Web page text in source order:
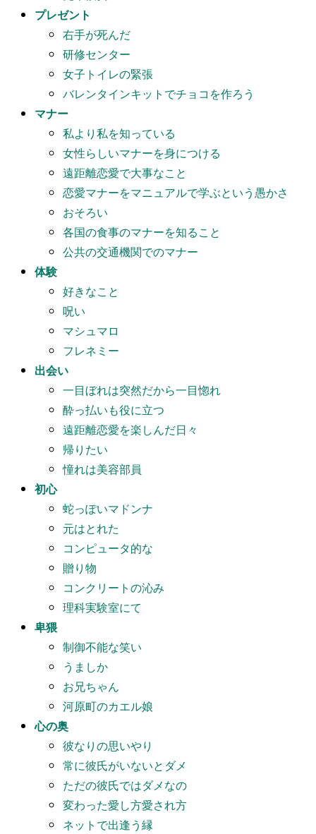
プレゼント
右手が死んだ
研修センター
女子トイレの緊張
バレンタインキットでチョコを作ろう
マナー
私より私を知っている
女性らしいマナーを身につける
遠距離恋愛で大事なこと
恋愛マナーをマニュアルで学ぶという愚かさ
おそろい
各国の食事のマナーを知ること
公共の交通機関でのマナー
体験
好きなこと
呪い
マシュマロ
フレネミー
出会い
一目ぼれは突然だから一目惚れ
酔っ払いも役に立つ
遠距離恋愛を楽しんだ日々
帰りたい
憧れは美容部員
初心
蛇っぽいマドンナ
元はとれた
コンピュータ的な
贈り物
コンクリートの沁み
理科実験室にて
卑猥
制御不能な笑い
うましか
お兄ちゃん
河原町のカエル娘
心の奥
彼なりの思いやり
常に彼氏がいないとダメ
ただの彼氏ではダメなの
変わった愛し方愛され方
ネットで出逢う縁